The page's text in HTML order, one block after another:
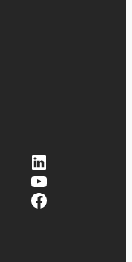
LinkedIn
YouTube
Facebook